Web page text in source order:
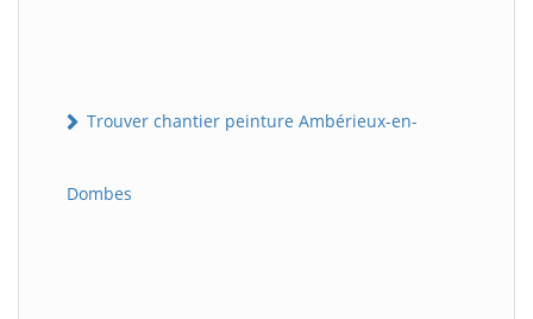
Trouver chantier peinture Ambérieux-en-
Dombes